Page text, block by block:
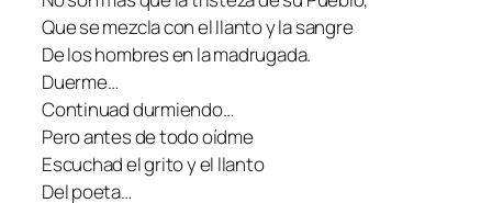
Que se mezcla con el llanto y la sangre
De los hombres en la madrugada.
Duerme…
Continuad durmiendo…
Pero antes de todo oídme
Escuchad el grito y el llanto
Del poeta…